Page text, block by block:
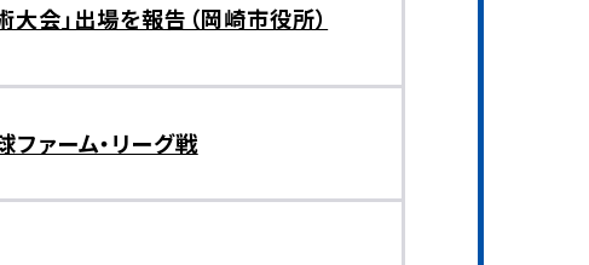
会」出場を報告（岡崎市役所）
ァーム・リーグ戦